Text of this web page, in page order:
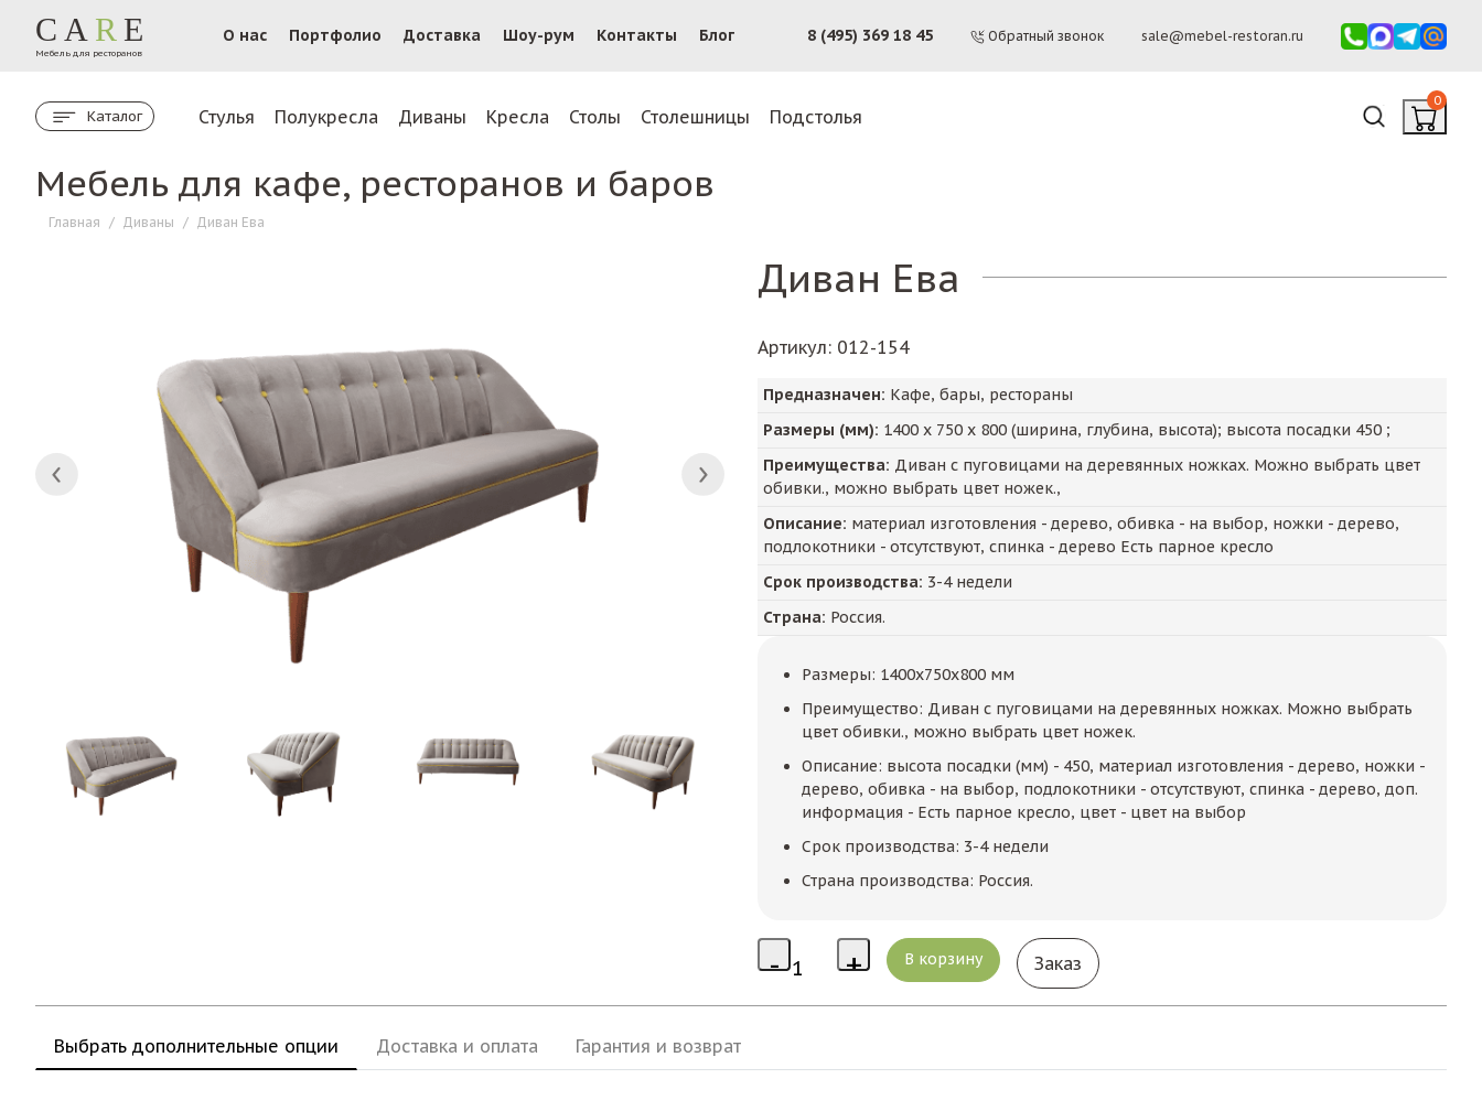
CA R E
Мебель для ресторанов
О нас Портфолио Доставка Шоу-рум Контакты Блог 8 (495) 369 18 45 Обратный звонок sale@mebel-restoran.ru
Каталог Стулья Полукресла Диваны Кресла Столы Столешницы Подстолья
0
Мебель для кафе, ресторанов и баров
Главная / Диваны / Диван Ева
Диван Ева
Артикул: 012-154
Предназначен: Кафе, бары, рестораны
Размеры (мм): 1400 х 750 х 800 (ширина, глубина, высота); высота посадки 450 ;
Преимущества: Диван с пуговицами на деревянных ножках. Можно выбрать цвет
обивки., можно выбрать цвет ножек.,
Описание: материал изготовления - дерево, обивка - на выбор, ножки - дерево,
подлокотники - отсутствуют, спинка - дерево Есть парное кресло
Срок производства: 3-4 недели
Страна: Россия.
Размеры: 1400x750x800 мм
Преимущество: Диван с пуговицами на деревянных ножках. Можно выбрать
цвет обивки., можно выбрать цвет ножек.
Описание: высота посадки (мм) - 450, материал изготовления - дерево, ножки -
дерево, обивка - на выбор, подлокотники - отсутствуют, спинка - дерево, доп.
информация - Есть парное кресло, цвет - цвет на выбор
Срок производства: 3-4 недели
Страна производства: Россия.
Заказ
Выбрать дополнительные опции Доставка и оплата Гарантия и возврат